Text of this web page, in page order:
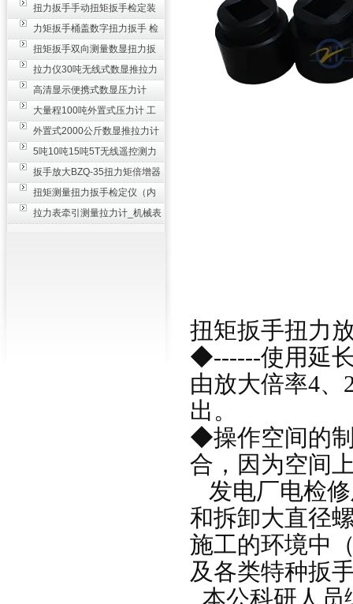
_0.3级数显压力仪
扭力扳手手动扭矩扳手检定装
置 50-100N扳手测量仪器
力矩扳手桶盖数字扭力扳手 检
测瓶盖拧紧扭矩工具
扭矩扳手双向测量数显扭力扳
手 2000N,m力矩扳手价格
拉力仪30吨无线式数显推拉力
计 数字显示测力计80T
高清显示便携式数显压力计
300N500n_手持电子测力计
大量程100吨外置式压力计 工
业用数显测力计价格
外置式2000公斤数显推拉力计
_数字拉力压力测试仪
5吨10吨15吨5T无线遥控测力
计_带遥控电子拉力计数显式
扳手放大BZQ-35扭力矩倍增器
_3500牛米扭力倍力器仪
扭矩测量扭力扳手检定仪（内
置打印） 扭矩检验仪器
拉力表牵引测量拉力计_机械表
扭矩扳手扭力
◆------使用延
由放大倍率4、
出。
◆操作空间的
合，因为空间
发电厂电检
和拆卸大直径
施工的环境中
及各类特种扳
本公科研人员